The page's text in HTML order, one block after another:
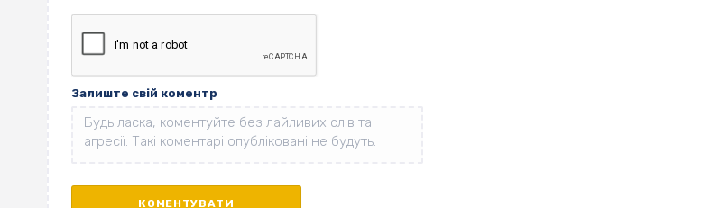
Залиште свій коментр